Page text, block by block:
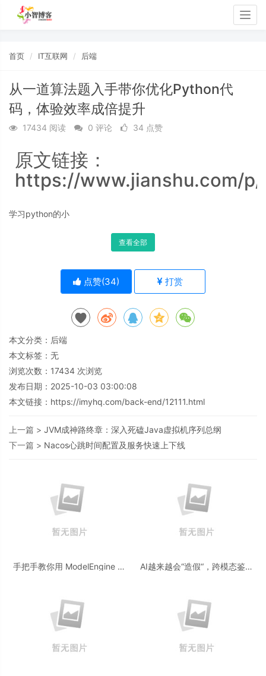
首页 IT互联网 后端
从一道算法题入手带你优化Python代
码，体验效率成倍提升
17434 阅读 0 评论 34 点赞
原文链接：
https://www.jianshu.com/
学习python的小
查看全部
点赞(34) 打赏
本文分类： 后端
本文标签：无
浏览次数： 17434 次浏览
发布日期：2025-10-03 03:00:08
本文链接： https://imyhq.com/back-end/12111.html
上一篇 > JVM成神路终章：深入死磕Java虚拟机序列总纲
下一篇 > Nacos心跳时间配置及服务快速上下线
手把手教你用 ModelEngine 打
AI越来越会“造假“，跨模态鉴伪